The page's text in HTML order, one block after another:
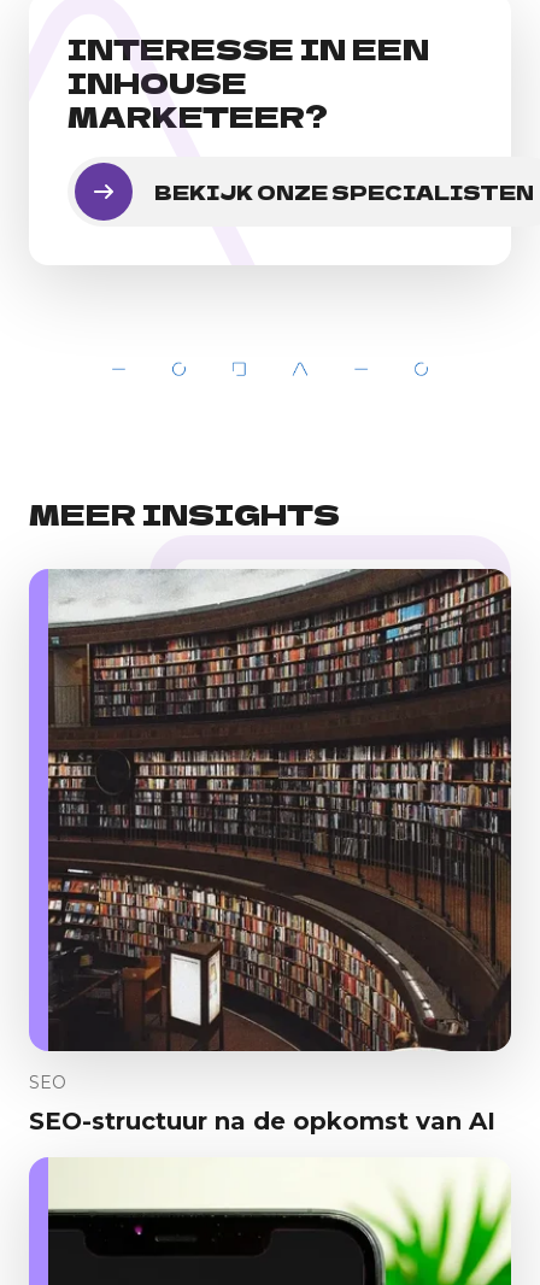
INTERESSE IN EEN
INHOUSE
MARKETEER?
BEKIJK ONZE SPECIALISTEN
MEER INSIGHTS
SEO
SEO-structuur na de opkomst van AI